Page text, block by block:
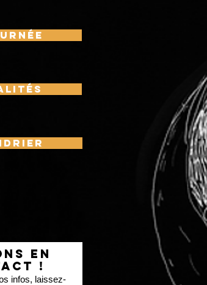
EN
!
infos, laissez-